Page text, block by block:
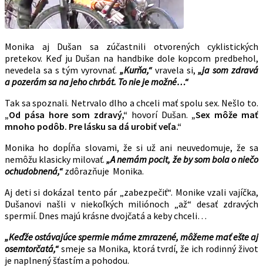
Monika aj Dušan sa zúčastnili otvorených cyklistických
pretekov. Keď ju Dušan na handbike dole kopcom predbehol,
nevedela sa s tým vyrovnať. „Kurňa,“vravela si,„ja som zdravá
a pozerám sa na jeho chrbát. To nie je možné…“
Tak sa spoznali. Netrvalo dlho a chceli mať spolu sex. Nešlo to.
„Od pása hore som zdravý,“ hovorí Dušan.„Sex môže mať
mnoho podôb. Pre lásku sa dá urobiť veľa.“
Monika ho dopĺňa slovami, že si už ani neuvedomuje, že sa
nemôžu klasicky milovať.„A nemám pocit, že by som bola o niečo
ochudobnená,“zdôrazňuje Monika.
Aj deti si dokázal tento pár „zabezpečiť“. Monike vzali vajíčka,
Dušanovi našli v niekoľkých miliónoch „až“ desať zdravých
spermií. Dnes majú krásne dvojčatá a keby chceli…
„Keďže ostávajúce spermie máme zmrazené, môžeme mať ešte aj
osemtorčatá,“smeje sa Monika, ktorá tvrdí, že ich rodinný život
je naplnený šťastím a pohodou.